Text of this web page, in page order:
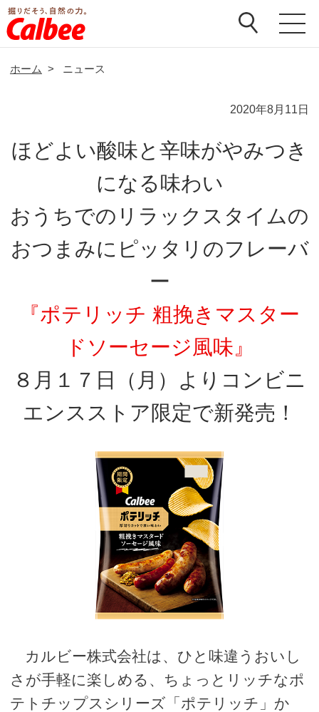
ホーム > ニュース
2020年8月11日
ほどよい酸味と辛味がやみつき
になる味わい
おうちでのリラックスタイムの
おつまみにピッタリのフレーバ
ー
『ポテリッチ 粗挽きマスター
ドソーセージ風味』
８月１７日（月）よりコンビニ
エンスストア限定で新発売！
カルビー株式会社は、ひと味違うおいし
さが手軽に楽しめる、ちょっとリッチなポ
テトチップスシリーズ「ポテリッチ」か